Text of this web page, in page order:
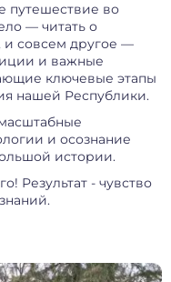
путешествие во
— читать о
и совсем другое —
и важные
ключевые этапы
нашей Республики.
и осознание
истории.
Результат - чувство